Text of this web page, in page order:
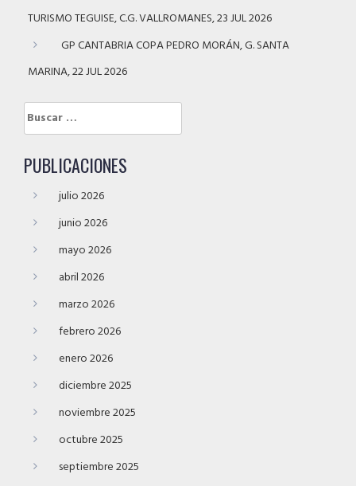
TURISMO TEGUISE, C.G. VALLROMANES, 23 JUL 2026
GP CANTABRIA COPA PEDRO MORÁN, G. SANTA
MARINA, 22 JUL 2026
Buscar:
PUBLICACIONES
julio 2026
junio 2026
mayo 2026
abril 2026
marzo 2026
febrero 2026
enero 2026
diciembre 2025
noviembre 2025
octubre 2025
septiembre 2025